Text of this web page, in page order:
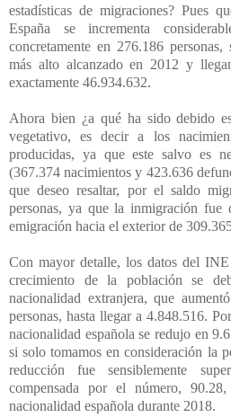
estadísticas de migraciones? Pues
España se incrementa
concretamente en 276.186
más alto alcanzado en 2012 y
exactamente 46.934.632.
Ahora bien ¿a qué ha sido debido
vegetativo, es decir a los
producidas, ya que este salvo es
(367.374 nacimientos y 423.636
que deseo resaltar, por el saldo
personas, ya que la inmigración
emigración hacia el exterior de
Con mayor detalle, los datos del
crecimiento de la población se
nacionalidad extranjera, que
personas, hasta llegar a 4.848.516.
nacionalidad española se redujo en
si solo tomamos en consideración la
reducción fue sensiblemente
compensada por el número,
nacionalidad española durante 2018.